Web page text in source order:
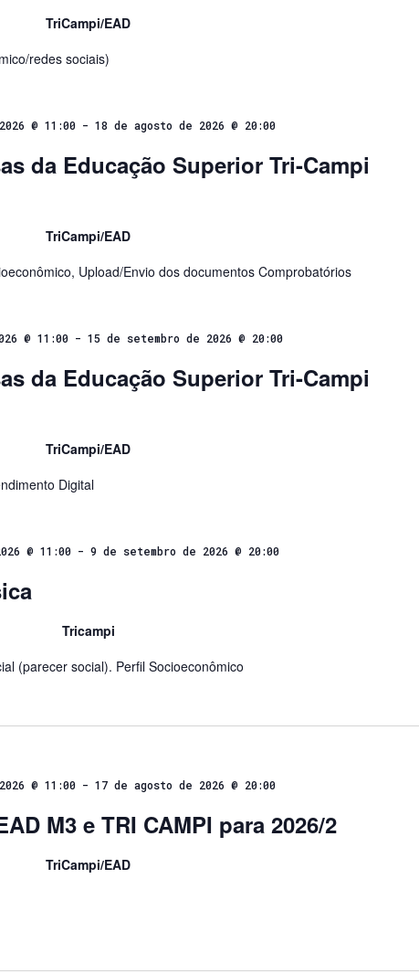
TriCampi/EAD
redes sociais)
@ 11:00- 18 de agosto de 2026 @ 20:00
da Educação Superior Tri-Campi
TriCampi/EAD
Upload/Envio dos documentos Comprobatórios
@ 11:00- 15 de setembro de 2026 @ 20:00
da Educação Superior Tri-Campi
TriCampi/EAD
Digital
@ 11:00 -9 de setembro de 2026 @ 20:00
Tricampi
(parecer social). Perfil Socioeconômico
@ 11:00- 17 de agosto de 2026 @ 20:00
M3 e TRI CAMPI para 2026/2
TriCampi/EAD